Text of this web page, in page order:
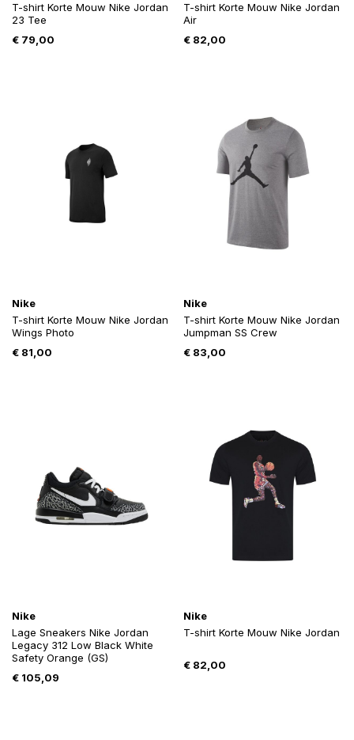
T-shirt Korte Mouw Nike Jordan
23 Tee
€ 79,00
T-shirt Korte Mouw Nike Jordan
Air
€82,00
Nike
T-shirt Korte Mouw Nike Jordan
Wings Photo
€ 81,00
Nike
T-shirt Korte Mouw Nike Jordan
Jumpman SS Crew
€83,00
Nike
Lage Sneakers Nike Jordan
Legacy 312 Low Black White
Safety Orange (GS)
€ 105,09
Nike
T-shirt Korte Mouw Nike Jordan
€82,00